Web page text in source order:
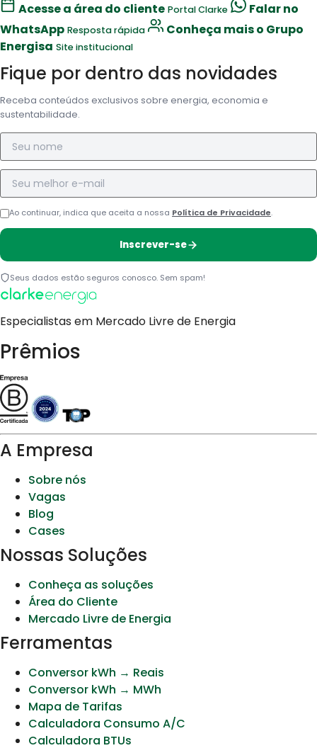
Acesse a área do cliente Portal Clarke
Falar no
WhatsApp Resposta rápida
Conheça mais o Grupo
Energisa Site institucional
Fique por dentro das novidades
Receba conteúdos exclusivos sobre energia, economia e
sustentabilidade.
Nome
E-mail
Ao continuar, indica que aceita a nossa Política de Privacidade.
Inscrever-se
Seus dados estão seguros conosco. Sem spam!
Especialistas em Mercado Livre de Energia
Prêmios
A Empresa
Sobre nós
Vagas
Blog
Cases
Nossas Soluções
Conheça as soluções
Área do Cliente
Mercado Livre de Energia
Ferramentas
Conversor kWh → Reais
Conversor kWh → MWh
Mapa de Tarifas
Calculadora Consumo A/C
Calculadora BTUs